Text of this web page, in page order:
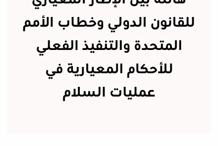
للقانون الدولي وخطاب الأمم
المتحدة والتنفيذ الفعلي
للأحكام المعيارية في
عمليات السلام